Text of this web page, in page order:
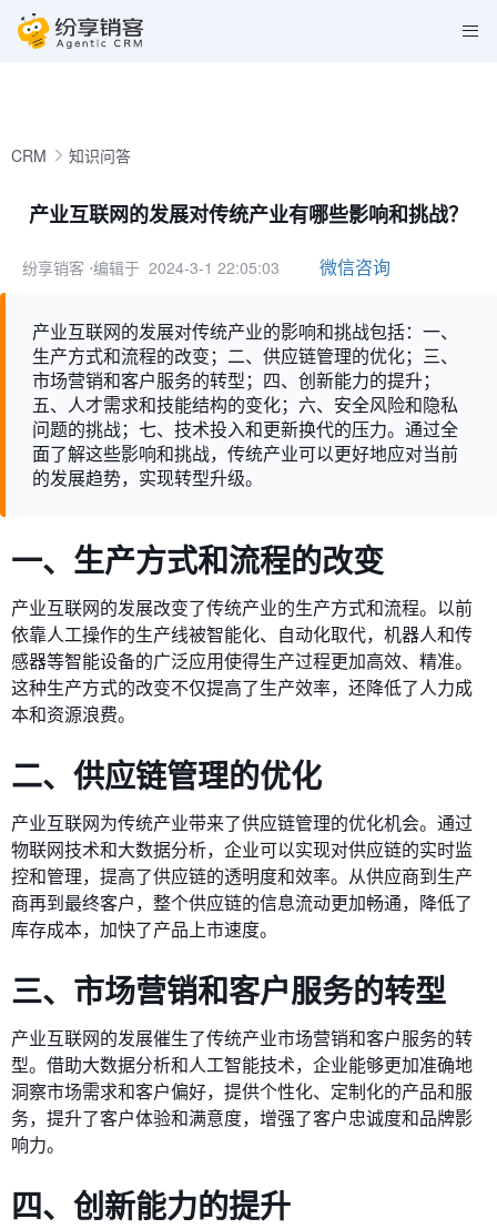
CRM 知识问答
产业互联网的发展对传统产业有哪些影响和挑战？
纷享销客 ⋅编辑于 2024-3-1 22:05:03 微信咨询
产业互联网的发展对传统产业的影响和挑战包括：一、
生产方式和流程的改变；二、供应链管理的优化；三、
市场营销和客户服务的转型；四、创新能力的提升；
五、人才需求和技能结构的变化；六、安全风险和隐私
问题的挑战；七、技术投入和更新换代的压力。通过全
面了解这些影响和挑战，传统产业可以更好地应对当前
的发展趋势，实现转型升级。
一、生产方式和流程的改变
产业互联网的发展改变了传统产业的生产方式和流程。以前
依靠人工操作的生产线被智能化、自动化取代，机器人和传
感器等智能设备的广泛应用使得生产过程更加高效、精准。
这种生产方式的改变不仅提高了生产效率，还降低了人力成
本和资源浪费。
二、供应链管理的优化
产业互联网为传统产业带来了供应链管理的优化机会。通过
物联网技术和大数据分析，企业可以实现对供应链的实时监
控和管理，提高了供应链的透明度和效率。从供应商到生产
商再到最终客户，整个供应链的信息流动更加畅通，降低了
库存成本，加快了产品上市速度。
三、市场营销和客户服务的转型
产业互联网的发展催生了传统产业市场营销和客户服务的转
型。借助大数据分析和人工智能技术，企业能够更加准确地
洞察市场需求和客户偏好，提供个性化、定制化的产品和服
务，提升了客户体验和满意度，增强了客户忠诚度和品牌影
响力。
四、创新能力的提升